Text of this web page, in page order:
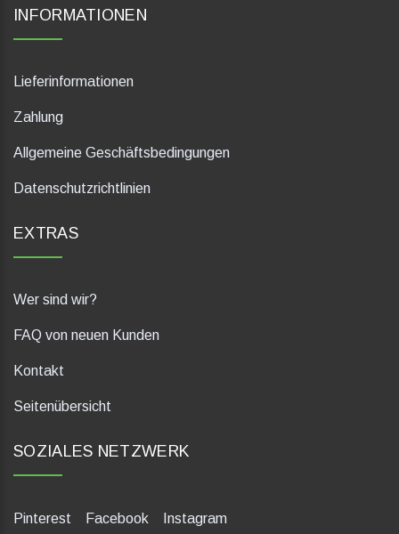
INFORMATIONEN
Lieferinformationen
Zahlung
Allgemeine Geschäftsbedingungen
Datenschutzrichtlinien
EXTRAS
Wer sind wir?
FAQ von neuen Kunden
Kontakt
Seitenübersicht
SOZIALES NETZWERK
Pinterest Facebook Instagram